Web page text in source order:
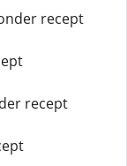
recept
recept